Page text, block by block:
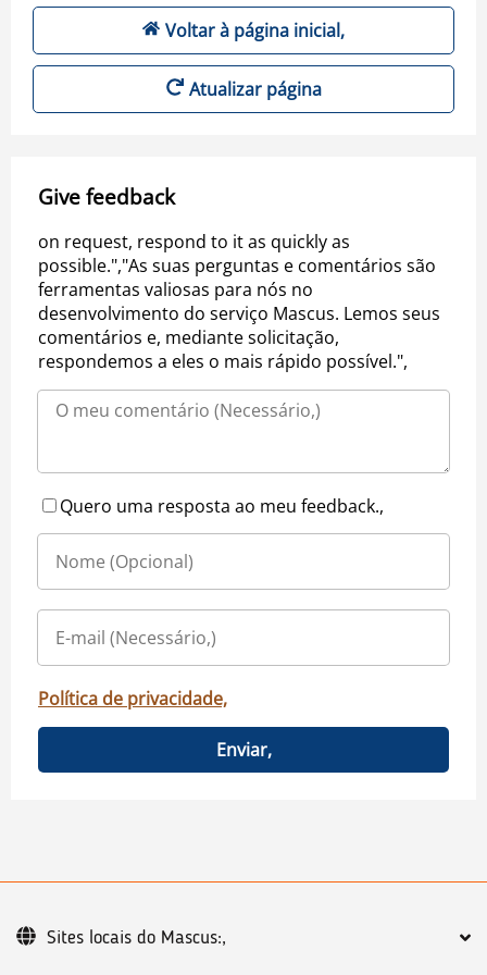
Voltar à página inicial,
Atualizar página
Give feedback
on request, respond to it as quickly as
possible.","As suas perguntas e comentários são
ferramentas valiosas para nós no
desenvolvimento do serviço Mascus. Lemos seus
comentários e, mediante solicitação,
respondemos a eles o mais rápido possível.",
Quero uma resposta ao meu feedback.,
Política de privacidade,
Enviar,
Sites locais do Mascus:,